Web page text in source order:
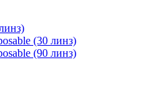
(30 линз)
(90 линз)